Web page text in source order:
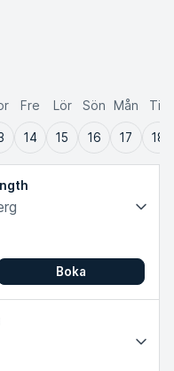
Fre
14
Lör
15
Sön
16
Mån
17
Tis
18
Boka